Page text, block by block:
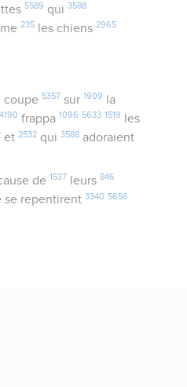
5589 qui 3588
235 les chiens2965
coupe 5357 sur 1909
la
4190 frappa 1096 5633 1519
les
et2532 qui3588 adoraient
de 1537 leurs 846
se repentirent3340 5656